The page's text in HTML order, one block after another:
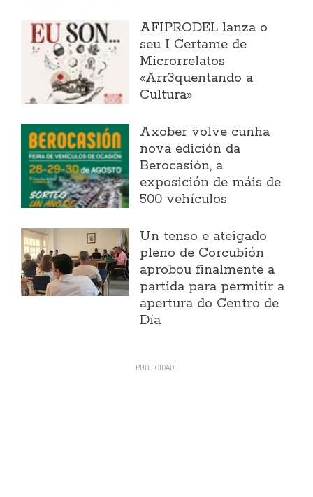
AFIPRODEL lanza o
seu I Certame de
Microrrelatos
«Arr3quentando a
Cultura»
Axober volve cunha
nova edición da
Berocasión, a
exposición de máis de
500 vehículos
Un tenso e ateigado
pleno de Corcubión
aprobou finalmente a
partida para permitir a
apertura do Centro de
Día